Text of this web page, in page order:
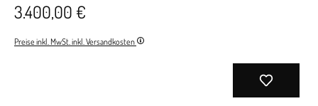
3.400,00 €
Preise inkl. MwSt. inkl. Versandkosten